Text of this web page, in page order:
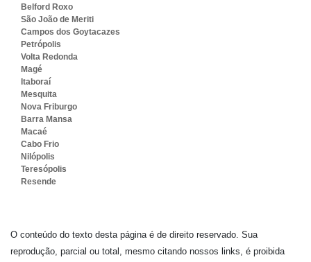
Belford Roxo
São João de Meriti
Campos dos Goytacazes
Petrópolis
Volta Redonda
Magé
Itaboraí
Mesquita
Nova Friburgo
Barra Mansa
Macaé
Cabo Frio
Nilópolis
Teresópolis
Resende
O conteúdo do texto desta página é de direito reservado. Sua
reprodução, parcial ou total, mesmo citando nossos links, é proibida